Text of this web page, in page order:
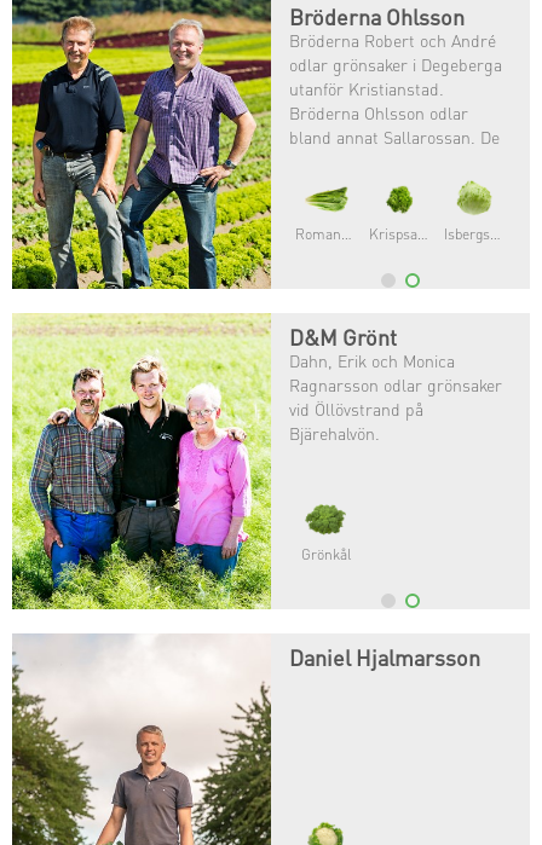
Bröderna Ohlsson
Bröderna Robert och André
odlar grönsaker i Degeberga
utanför Kristianstad.
Bröderna Ohlsson odlar
bland annat Sallarossan. De
sig på en provodling av
Sallarossan och nu odlas den
i större skala.
D&M Grönt
Dahn, Erik och Monica
Ragnarsson odlar grönsaker
vid Öllövstrand på
Bjärehalvön.
Grönkål
Daniel Hjalmarsson